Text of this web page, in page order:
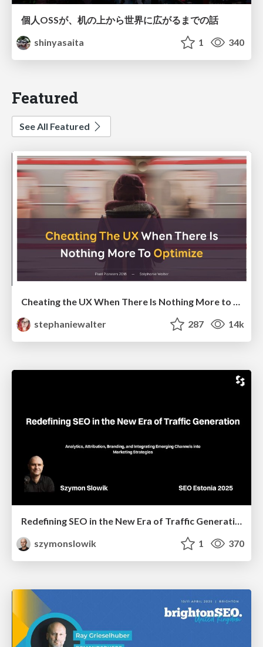
個人OSSが、机の上から世界に広がるまでの話
shinyasaita
1 340
Featured
See All Featured
Cheating the UX When There Is Nothing More to Optimize - PixelPioneers
stephaniewalter
287 14k
Redefining SEO in the New Era of Traffic Generation
szymonslowik
1 370